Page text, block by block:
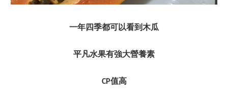
一年四季都可以看到木瓜
平凡水果有強大營養素
CP值高